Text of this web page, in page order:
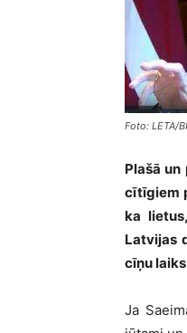
Foto: LETA/
Plašā
cītīgiem
ka
Latvijas
cīņu
Ja